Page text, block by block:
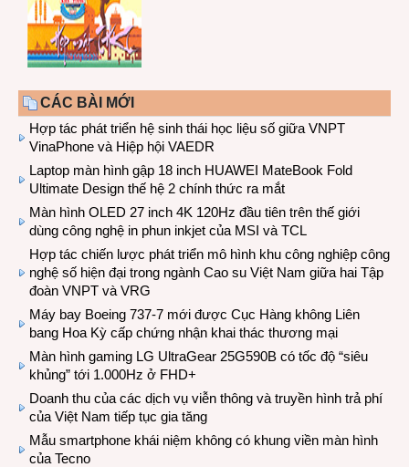
CÁC BÀI MỚI
Hợp tác phát triển hệ sinh thái học liệu số giữa VNPT
VinaPhone và Hiệp hội VAEDR
Laptop màn hình gập 18 inch HUAWEI MateBook Fold
Ultimate Design thế hệ 2 chính thức ra mắt
Màn hình OLED 27 inch 4K 120Hz đầu tiên trên thế giới
dùng công nghệ in phun inkjet của MSI và TCL
Hợp tác chiến lược phát triển mô hình khu công nghiệp công
nghệ số hiện đại trong ngành Cao su Việt Nam giữa hai Tập
đoàn VNPT và VRG
Máy bay Boeing 737-7 mới được Cục Hàng không Liên
bang Hoa Kỳ cấp chứng nhận khai thác thương mại
Màn hình gaming LG UltraGear 25G590B có tốc độ “siêu
khủng” tới 1.000Hz ở FHD+
Doanh thu của các dịch vụ viễn thông và truyền hình trả phí
của Việt Nam tiếp tục gia tăng
Mẫu smartphone khái niệm không có khung viền màn hình
của Tecno